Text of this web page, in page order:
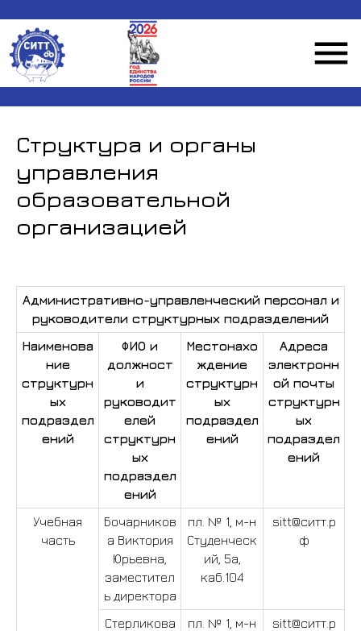
Структура и органы
управления
образовательной
организацией
Административно-управленческий персонал и
руководители структурных подразделений
Наименова
ние
структурн
ых
подраздел
ений
ФИО и
должност
и
руководит
елей
структурн
ых
подраздел
ений
Местонахо
ждение
структурн
ых
подраздел
ений
Адреса
электронн
ой почты
структурн
ых
подраздел
ений
Учебная
часть
Бочарников
а Виктория
Юрьевна,
заместител
ь директора
пл. № 1, м-н
Студенческ
ий, 5а,
каб.104
sitt@ситт.р
ф
Стерликова
пл. № 1, м-н
sitt@ситт.р